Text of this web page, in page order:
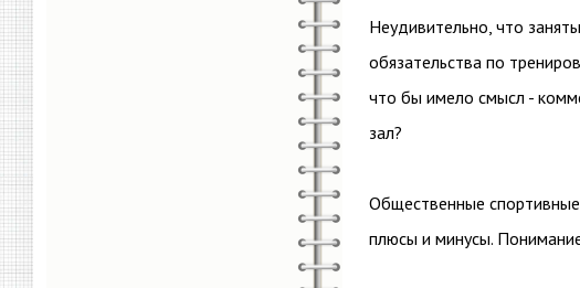
Неудивительно, что
обязательства по
что бы имело смысл -
зал?
Общественные
плюсы и минусы.